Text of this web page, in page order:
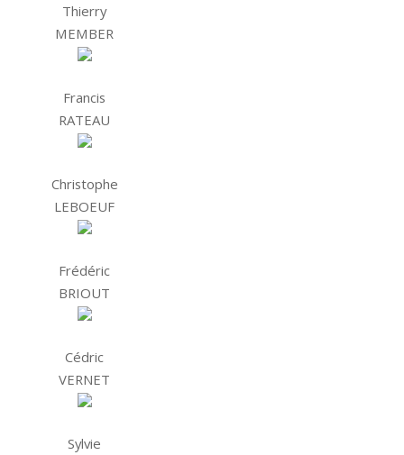
Thierry
MEMBER
Francis
RATEAU
Christophe
LEBOEUF
Frédéric
BRIOUT
Cédric
VERNET
Sylvie